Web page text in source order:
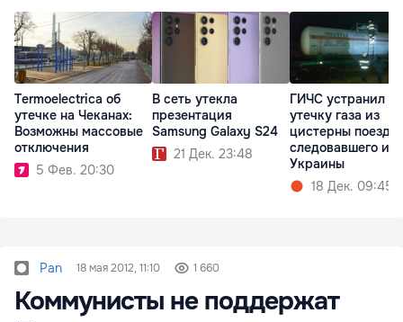
Termoelectrica об
утечке на Чеканах:
Возможны массовые
отключения
5 Фев. 20:30
В сеть утекла
презентация
Samsung Galaxy S24
21 Дек. 23:48
ГИЧС устранил
утечку газа из
цистерны поезда,
следовавшего из
Украины
18 Дек. 09:45
Pan 18 мая 2012, 11:10 1 660
Коммунисты не поддержат